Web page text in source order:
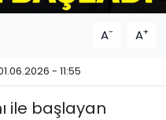
A- A+
- 11:55
ile başlayan